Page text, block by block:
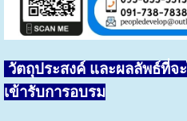
วัตถุประสงค์ และผลลัพธ์ที่จ
เข้ารับการอบรม